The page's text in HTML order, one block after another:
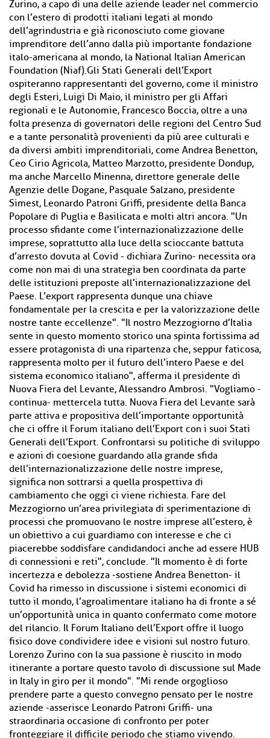
Zurino, a capo di una delle aziende leader nel commercio
con l’estero di prodotti italiani legati al mondo
dell’agrindustria e già riconosciuto come giovane
imprenditore dell’anno dalla più importante fondazione
italo-americana al mondo, la National Italian American
Foundation (Niaf).Gli Stati Generali dell’Export
ospiteranno rappresentanti del governo, come il ministro
degli Esteri, Luigi Di Maio, il ministro per gli Affari
regionali e le Autonomie, Francesco Boccia, oltre a una
folta presenza di governatori delle regioni del Centro Sud
e a tante personalità provenienti da più aree culturali e
da diversi ambiti imprenditoriali, come Andrea Benetton,
Ceo Cirio Agricola, Matteo Marzotto, presidente Dondup,
ma anche Marcello Minenna, direttore generale delle
Agenzie delle Dogane, Pasquale Salzano, presidente
Simest, Leonardo Patroni Griffi, presidente della Banca
Popolare di Puglia e Basilicata e molti altri ancora. "Un
processo sfidante come l’internazionalizzazione delle
imprese, soprattutto alla luce della scioccante battuta
d’arresto dovuta al Covid - dichiara Zurino- necessita ora
come non mai di una strategia ben coordinata da parte
delle istituzioni preposte all’internazionalizzazione del
Paese. L’export rappresenta dunque una chiave
fondamentale per la crescita e per la valorizzazione delle
nostre tante eccellenze". "Il nostro Mezzogiorno d’Italia
sente in questo momento storico una spinta fortissima ad
essere protagonista di una ripartenza che, seppur faticosa,
rappresenta molto per il futuro dell’intero Paese e del
sistema economico italiano", afferma il presidente di
Nuova Fiera del Levante, Alessandro Ambrosi. "Vogliamo -
continua- mettercela tutta. Nuova Fiera del Levante sarà
parte attiva e propositiva dell’importante opportunità
che ci offre il Forum italiano dell’Export con i suoi Stati
Generali dell’Export. Confrontarsi su politiche di sviluppo
e azioni di coesione guardando alla grande sfida
dell’internazionalizzazione delle nostre imprese,
significa non sottrarsi a quella prospettiva di
cambiamento che oggi ci viene richiesta. Fare del
Mezzogiorno un’area privilegiata di sperimentazione di
processi che promuovano le nostre imprese all’estero, è
un obiettivo a cui guardiamo con interesse e che ci
piacerebbe soddisfare candidandoci anche ad essere HUB
di connessioni e reti", conclude. "Il momento è di forte
incertezza e debolezza -sostiene Andrea Benetton- il
Covid ha rimesso in discussione i sistemi economici di
tutto il mondo, l’agroalimentare italiano ha di fronte a sé
un’opportunità unica in quanto confermato come motore
del rilancio. Il Forum Italiano dell’Export offre il luogo
fisico dove condividere idee e visioni sul nostro futuro.
Lorenzo Zurino con la sua passione è riuscito in modo
itinerante a portare questo tavolo di discussione sul Made
in Italy in giro per il mondo". "Mi rende orgoglioso
prendere parte a questo convegno pensato per le nostre
aziende -asserisce Leonardo Patroni Griffi- una
straordinaria occasione di confronto per poter
fronteggiare il difficile periodo che stiamo vivendo.